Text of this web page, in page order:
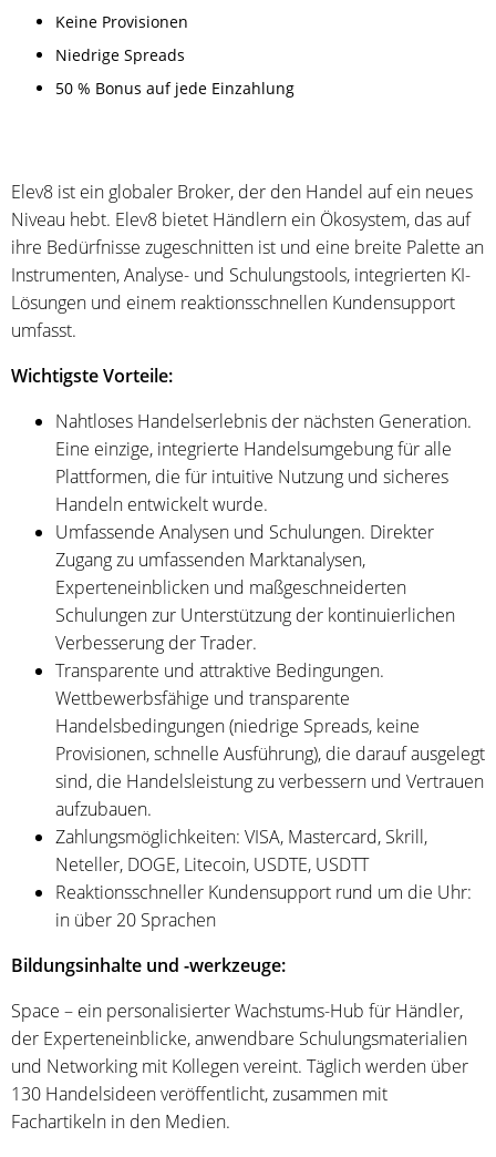
Keine Provisionen
Niedrige Spreads
50 % Bonus auf jede Einzahlung
Elev8 ist ein globaler Broker, der den Handel auf ein neues
Niveau hebt. Elev8 bietet Händlern ein Ökosystem, das auf
ihre Bedürfnisse zugeschnitten ist und eine breite Palette an
Instrumenten, Analyse- und Schulungstools, integrierten KI-
Lösungen und einem reaktionsschnellen Kundensupport
umfasst.
Wichtigste Vorteile:
Nahtloses Handelserlebnis der nächsten Generation.
Eine einzige, integrierte Handelsumgebung für alle
Plattformen, die für intuitive Nutzung und sicheres
Handeln entwickelt wurde.
Umfassende Analysen und Schulungen. Direkter
Zugang zu umfassenden Marktanalysen,
Experteneinblicken und maßgeschneiderten
Schulungen zur Unterstützung der kontinuierlichen
Verbesserung der Trader.
Transparente und attraktive Bedingungen.
Wettbewerbsfähige und transparente
Handelsbedingungen (niedrige Spreads, keine
Provisionen, schnelle Ausführung), die darauf ausgelegt
sind, die Handelsleistung zu verbessern und Vertrauen
aufzubauen.
Zahlungsmöglichkeiten: VISA, Mastercard, Skrill,
Neteller, DOGE, Litecoin, USDTE, USDTT
Reaktionsschneller Kundensupport rund um die Uhr:
in über 20 Sprachen
Bildungsinhalte und -werkzeuge:
Space – ein personalisierter Wachstums-Hub für Händler,
der Experteneinblicke, anwendbare Schulungsmaterialien
und Networking mit Kollegen vereint. Täglich werden über
130 Handelsideen veröffentlicht, zusammen mit
Fachartikeln in den Medien.